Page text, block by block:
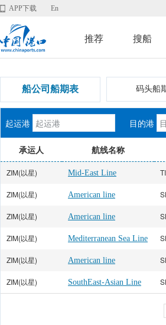
APP下载 En
推荐 搜船
船公司船期表 码头船
起运港 目的港
承运人 航线名称
ZIM(以星) Mid-East Line
ZIM(以星) American line
ZIM(以星) American line
ZIM(以星) Mediterranean Sea Line
ZIM(以星) American line
ZIM(以星) SouthEast-Asian Line